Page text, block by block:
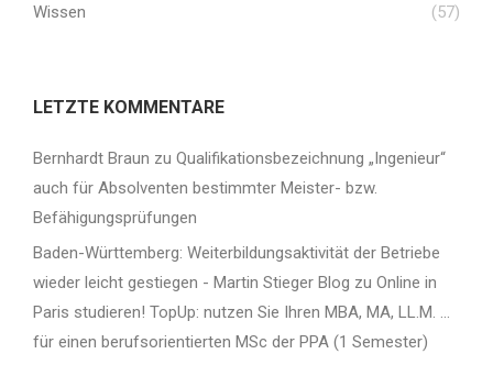
Wissen
(57)
LETZTE KOMMENTARE
Bernhardt Braun zu Qualifikationsbezeichnung „Ingenieur“
auch für Absolventen bestimmter Meister- bzw.
Befähigungsprüfungen
Baden-Württemberg: Weiterbildungsaktivität der Betriebe
wieder leicht gestiegen - Martin Stieger Blog zu Online in
Paris studieren! TopUp: nutzen Sie Ihren MBA, MA, LL.M. …
für einen berufsorientierten MSc der PPA (1 Semester)